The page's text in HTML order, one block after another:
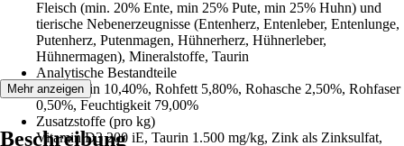
Fleisch (min. 20% Ente, min 25% Pute, min 25% Huhn) und
tierische Nebenerzeugnisse (Entenherz, Entenleber, Entenlunge,
Putenherz, Putenmagen, Hühnerherz, Hühnerleber,
Hühnermagen), Mineralstoffe, Taurin
Analytische Bestandteile
Rohprotein 10,40%, Rohfett 5,80%, Rohasche 2,50%, Rohfaser
0,50%, Feuchtigkeit 79,00%
Zusatzstoffe (pro kg)
Vitamin D3 200 iE, Taurin 1.500 mg/kg, Zink als Zinksulfat,
Mehr anzeigen
Beschreibung